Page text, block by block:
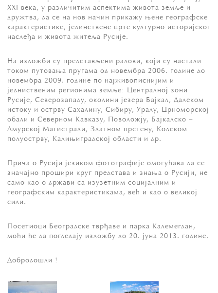
XXI века, у различитим аспектима живота земље и
дружтва, да се на нов начин прикажу њене географске
карактеристике, јединствене црте културно историјског
наслеђа и живота житеља Русије.
На изложби су представљени радови, који су настали
током путовања пругама од новембра 2006. године до
новембра 2009. године по најживописнијим и
једниственим регионима земље: Централној зони
Русије, Северозападу, околини језера Бајкал, Далеком
истоку и острву Сахалину, Сибиру, Уралу, Црноморској
обали и Северном Кавказу, Поволожју, Бајкалско –
Амурској Магистрали, Златном прстену, Колском
полуострву, Калињиградској области и др.
Прича о Русији језиком фотографије омогућава да се
значајно прошири круг представа и знања о Русији, не
само као о држави са изузетним социјалним и
географским карактеристикама, већ и као о великој
сили.
Посетиоци Београдске тврђаве и парка Калемегдан,
моћи ће да погледају изложбу до 20. јуна 2013. године.
Добродошли !